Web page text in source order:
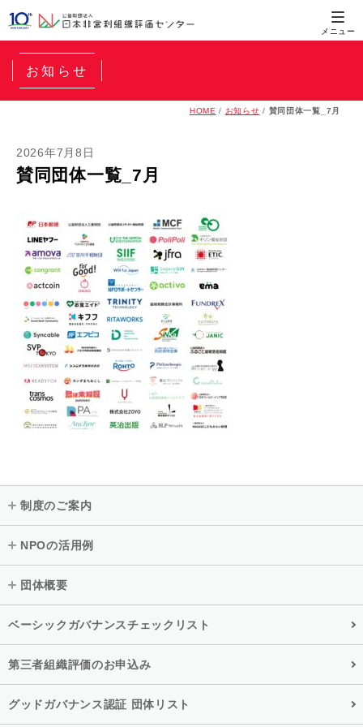
お知らせ
HOME / お知らせ / 賛同団体一覧_7月
2026年7月8日
賛同団体一覧_7月
制度のご案内
NPOの活用例
団体概要
ベーシックガバナンスチェックリスト
第三者組織評価のお申込み
グッドガバナンス認証 団体リスト